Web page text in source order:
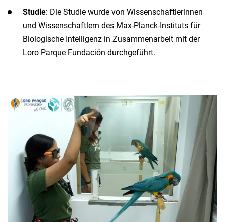
Studie: Die Studie wurde von Wissenschaftlerinnen
und Wissenschaftlern des Max-Planck-Instituts für
Biologische Intelligenz in Zusammenarbeit mit der
Loro Parque Fundación durchgeführt.